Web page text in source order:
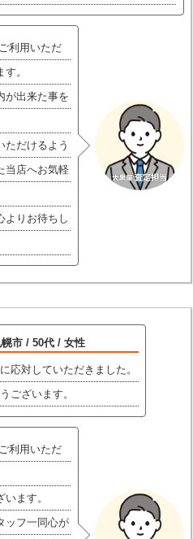
利用いただ
。
が出来た事を
ただけるよう
当店へお気軽
よりお待ちし
市 / 50代 / 女性
応対していただきました。
ございます。
利用いただ
ます。
ッフ一同心が